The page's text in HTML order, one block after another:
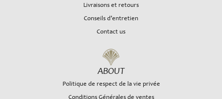
Livraisons et retours
Conseils d’entretien
Contact us
ABOUT
Politique de respect de la vie privée